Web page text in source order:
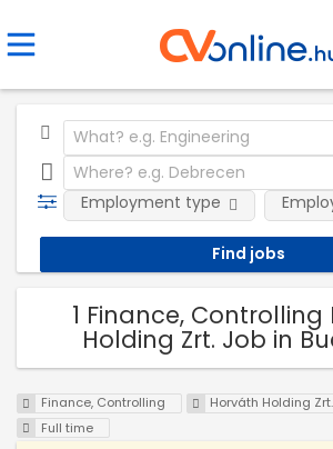
Employment type
1 Finance, Controlling
Holding Zrt. Job in
Finance, Controlling Horváth Holding Zrt.
Full time